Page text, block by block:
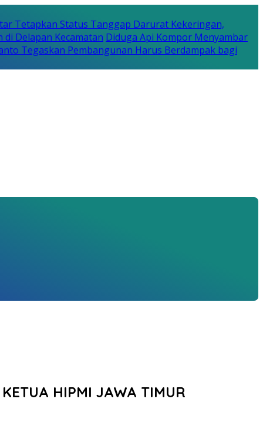
Tetapkan Status Tanggap Darurat Kekeringan,
Delapan Kecamatan Diduga Api Kompor Menyambar
Tegaskan Pembangunan Harus Berdampak bagi
HIPMI JAWA TIMUR